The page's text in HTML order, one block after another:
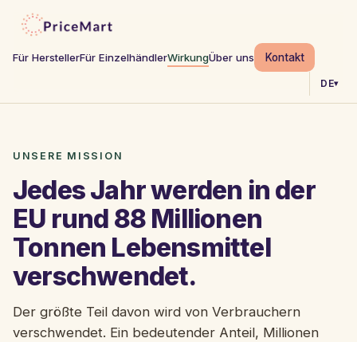
Für HerstellerFür EinzelhändlerWirkungÜber uns Kontakt
DE▾
UNSERE MISSION
Jedes Jahr werden in der
EU rund 88 Millionen
Tonnen Lebensmittel
verschwendet.
Der größte Teil davon wird von Verbrauchern
verschwendet. Ein bedeutender Anteil, Millionen